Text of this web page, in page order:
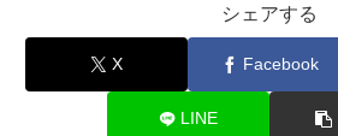
シェアする
X Facebook
LINE